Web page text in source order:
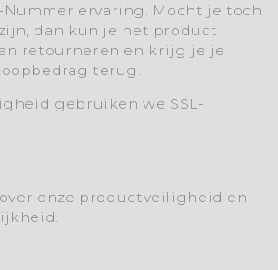
ervaring. Mocht je toch
dan kun je het product
retourneren en krijg je je
terug.
gebruiken we SSL-
onze productveiligheid en